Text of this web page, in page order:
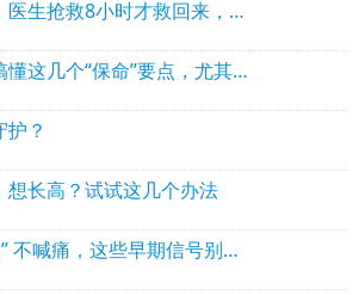
男子胸背疼痛入院，医生抢救8小时才救回来，这些人一定要当心
要种牙？别急！先搞懂这几个“保命”要点，尤其老年人
？
想长高？试试这几个办法
【科普】肾脏 “沉默” 不喊痛，这些早期信号别忽视